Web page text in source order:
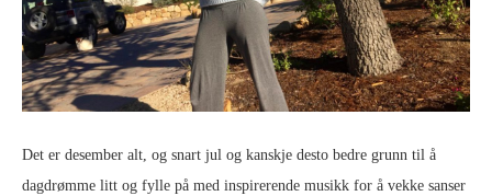
Det er desember alt, og snart jul og kanskje desto bedre grunn til å
dagdrømme litt og fylle på med inspirerende musikk for å vekke sanser